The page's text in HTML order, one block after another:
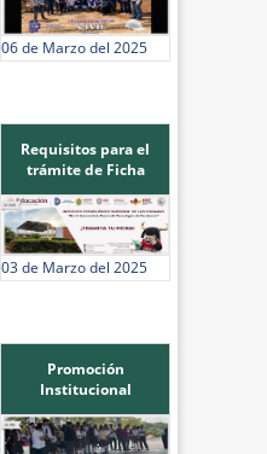
06 de Marzo del 2025
Requisitos para el
trámite de Ficha
03 de Marzo del 2025
Promoción
Institucional